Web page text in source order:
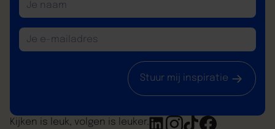
Stuur mij inspiratie
Kijken is leuk, volgen is leuker.